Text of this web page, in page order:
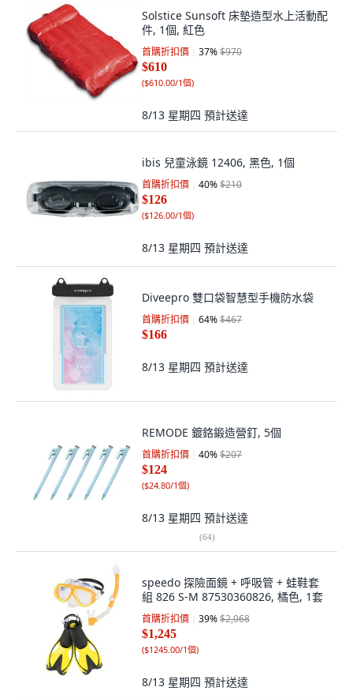
Solstice Sunsoft 床墊造型水上活動配
件, 1個, 紅色
首購折扣價 37%$970
$610
($610.00/1個)
8/13 星期四 預計送達
ibis 兒童泳鏡 12406, 黑色, 1個
首購折扣價 40%$210
$126
($126.00/1個)
8/13 星期四 預計送達
Diveepro 雙口袋智慧型手機防水袋
首購折扣價 64%$467
$166
8/13 星期四 預計送達
REMODE 鍍鉻鍛造營釘, 5個
首購折扣價 40%$207
$124
($24.80/1個)
8/13 星期四 預計送達
(64)
speedo 探險面鏡 + 呼吸管 + 蛙鞋套
組 826 S-M 87530360826, 橘色, 1套
首購折扣價 39%$2,068
$1,245
($1245.00/1個)
8/13 星期四 預計送達